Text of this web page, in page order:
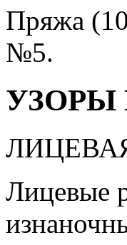
Пряжа
№5.
Лицевые